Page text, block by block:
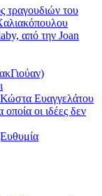
του
από την Joan
Ευαγγελάτου
οι ιδέες δεν